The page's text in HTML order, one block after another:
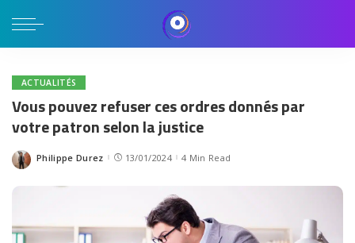
ACTUALITÉS
Vous pouvez refuser ces ordres donnés par
votre patron selon la justice
Posted
Philippe Durez 13/01/2024 4 Min Read